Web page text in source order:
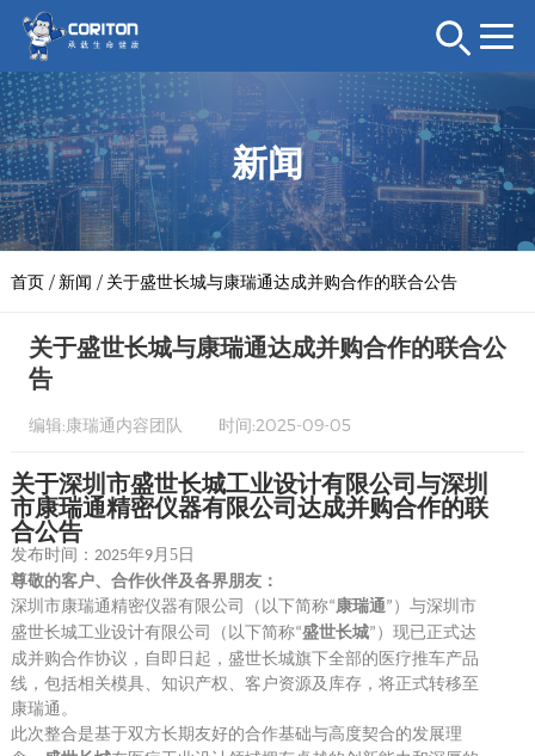
新闻
首页/ 新闻 / 关于盛世长城与康瑞通达成并购合作的联合公告
关于盛世长城与康瑞通达成并购合作的联合公
告
编辑:康瑞通内容团队 时间:2025-09-05
关于深圳市盛世长城工业设计有限公司与深圳
市康瑞通精密仪器有限公司达成并购合作的联
合公告
发布时间： 2025年9月5日
尊敬的客户、合作伙伴及各界朋友：
深圳市康瑞通精密仪器有限公司（以下简称“康瑞通” ）与深圳市
盛世长城工业设计有限公司（以下简称“盛世长城” ）现已正式达
成并购合作协议，自即日起，盛世长城旗下全部的医疗推车产品
线，包括相关模具、知识产权、客户资源及库存，将正式转移至
康瑞通。
此次整合是基于双方长期友好的合作基础与高度契合的发展理